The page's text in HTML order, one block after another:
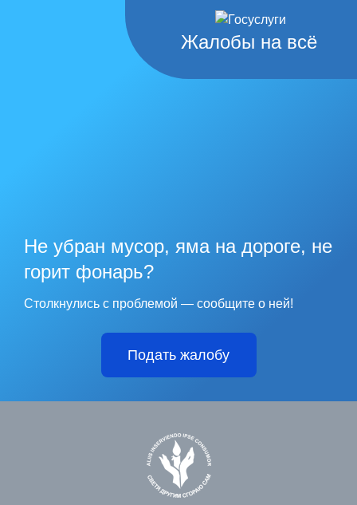
Жалобы на всё
Не убран мусор, яма на дороге, не
горит фонарь?
Столкнулись с проблемой — сообщите о ней!
Подать жалобу